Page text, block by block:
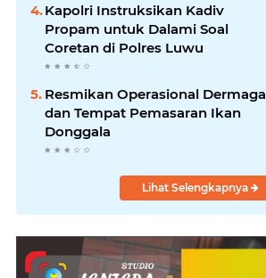
Kapolri Instruksikan Kadiv
Propam untuk Dalami Soal
Coretan di Polres Luwu
Resmikan Operasional Dermaga
dan Tempat Pemasaran Ikan
Donggala
Lihat Selengkapnya